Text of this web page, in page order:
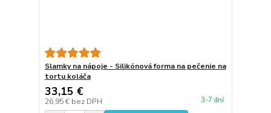
Slamky na nápoje - Silikónová forma na pečenie na
tortu koláča
33,15 €
26,95 € bez DPH 3-7 dní